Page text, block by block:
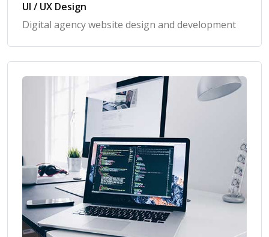
UI / UX Design
Digital agency website design and development